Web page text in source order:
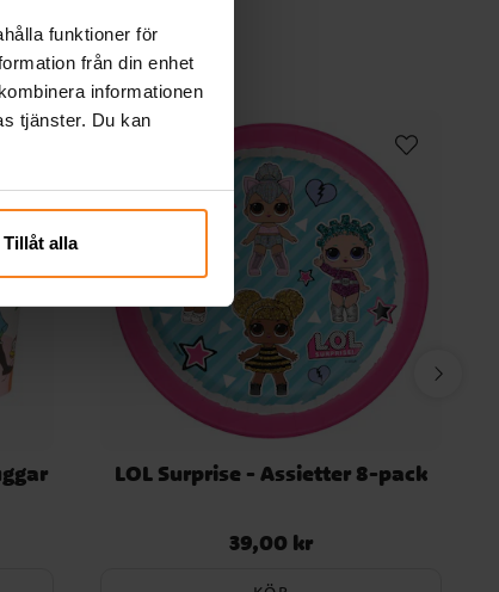
funktioner för
från din enhet
informationen
tjänster. Du kan
Tillåt alla
LOL Surprise - Assietter 8-pack
Pris:39,00 kr
39,00 kr